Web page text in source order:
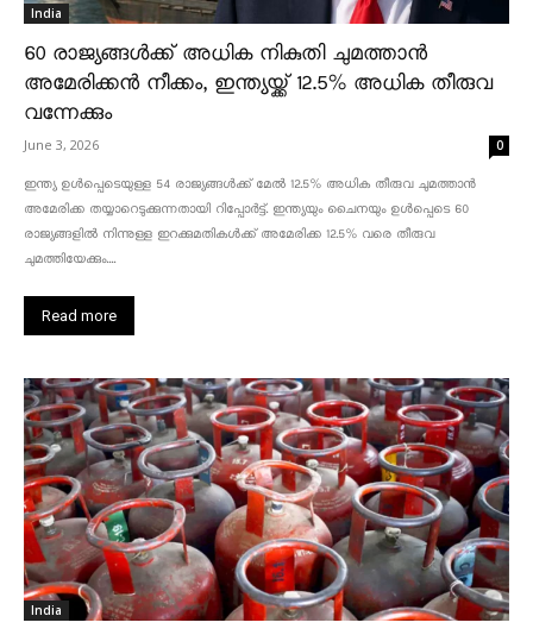
India
60 രാജ്യങ്ങൾക്ക് അധിക നികുതി ചുമത്താൻ
അമേരിക്കൻ നീക്കം, ഇന്ത്യയ്ക്ക് 12.5% അധിക തീരുവ
വന്നേക്കും
June 3, 2026 0
ഇന്ത്യ ഉൾപ്പെടെയുള്ള 54 രാജ്യങ്ങൾക്ക് മേൽ 12.5% അധിക തീരുവ ചുമത്താൻ
അമേരിക്ക തയ്യാറെടുക്കുന്നതായി റിപ്പോർട്ട്. ഇന്ത്യയും ചൈനയും ഉൾപ്പെടെ 60
രാജ്യങ്ങളിൽ നിന്നുള്ള ഇറക്കുമതികൾക്ക് അമേരിക്ക 12.5% ​​വരെ തീരുവ
ചുമത്തിയേക്കും....
Read more
India